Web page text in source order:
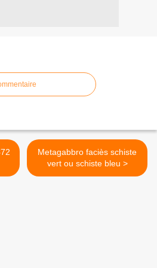
Metagabbro faciès schiste
vert ou schiste bleu >